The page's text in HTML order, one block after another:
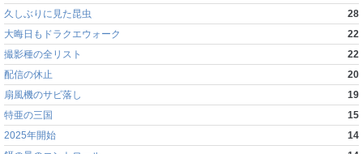
久しぶりに見た昆虫
28
大晦日もドラクエウォーク
22
撮影種の全リスト
22
配信の休止
20
扇風機のサビ落し
19
特亜の三国
15
2025年開始
14